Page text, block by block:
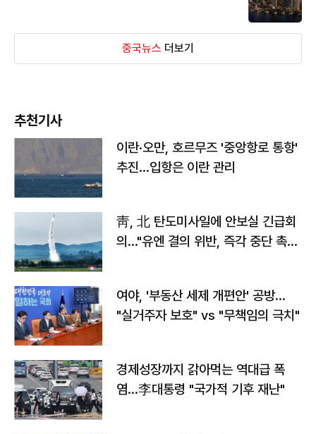
중국뉴스 더보기
추천기사
이란·오만, 호르무즈 '중앙항로 통항'
추진…입항은 이란 관리
靑, 北 탄도미사일에 안보실 긴급회
의…"유엔 결의 위반, 즉각 중단 촉
여야, '부동산 세제 개편안' 공방…
"실거주자 보호" vs "무책임의 극치"
경제성장까지 갉아먹는 역대급 폭
염…李대통령 "국가적 기후 재난"